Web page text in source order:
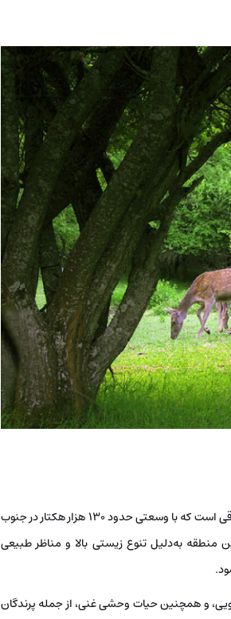
، منطقه‌ای کوهستانی و جنگلی در شمال استان آذربایجان شرقی است که با وسعتی حدود ۱۳۰ هزار هکتار در جنوب
منطقه به‌دلیل تنوع زیستی بالا و مناظر طبیعی
و همچنین حیات وحشی غنی، از جمله پرندگان